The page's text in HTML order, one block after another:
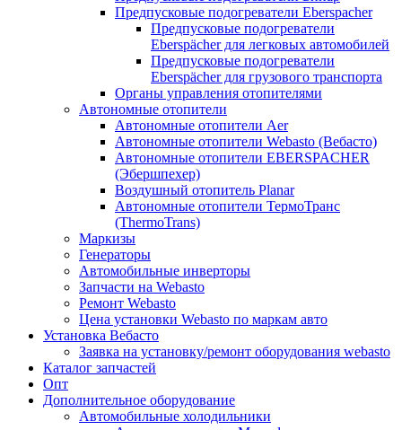
Предпусковые подогреватели Eberspacher
Предпусковые подогреватели
Eberspächer для легковых автомобилей
Предпусковые подогреватели
Eberspächer для грузового транспорта
Органы управления отопителями
Автономные отопители
Автономные отопители Аer
Автономные отопители Webasto (Вебасто)
Автономные отопители EBERSPACHER
(Эбершпехер)
Воздушный отопитель Planar
Автономные отопители ТермоТранс
(ThermoTrans)
Маркизы
Генераторы
Автомобильные инверторы
Запчасти на Webasto
Ремонт Webasto
Цена установки Webasto по маркам авто
Установка Вебасто
Заявка на установку/ремонт оборудования webasto
Каталог запчастей
Опт
Дополнительное оборудование
Автомобильные холодильники